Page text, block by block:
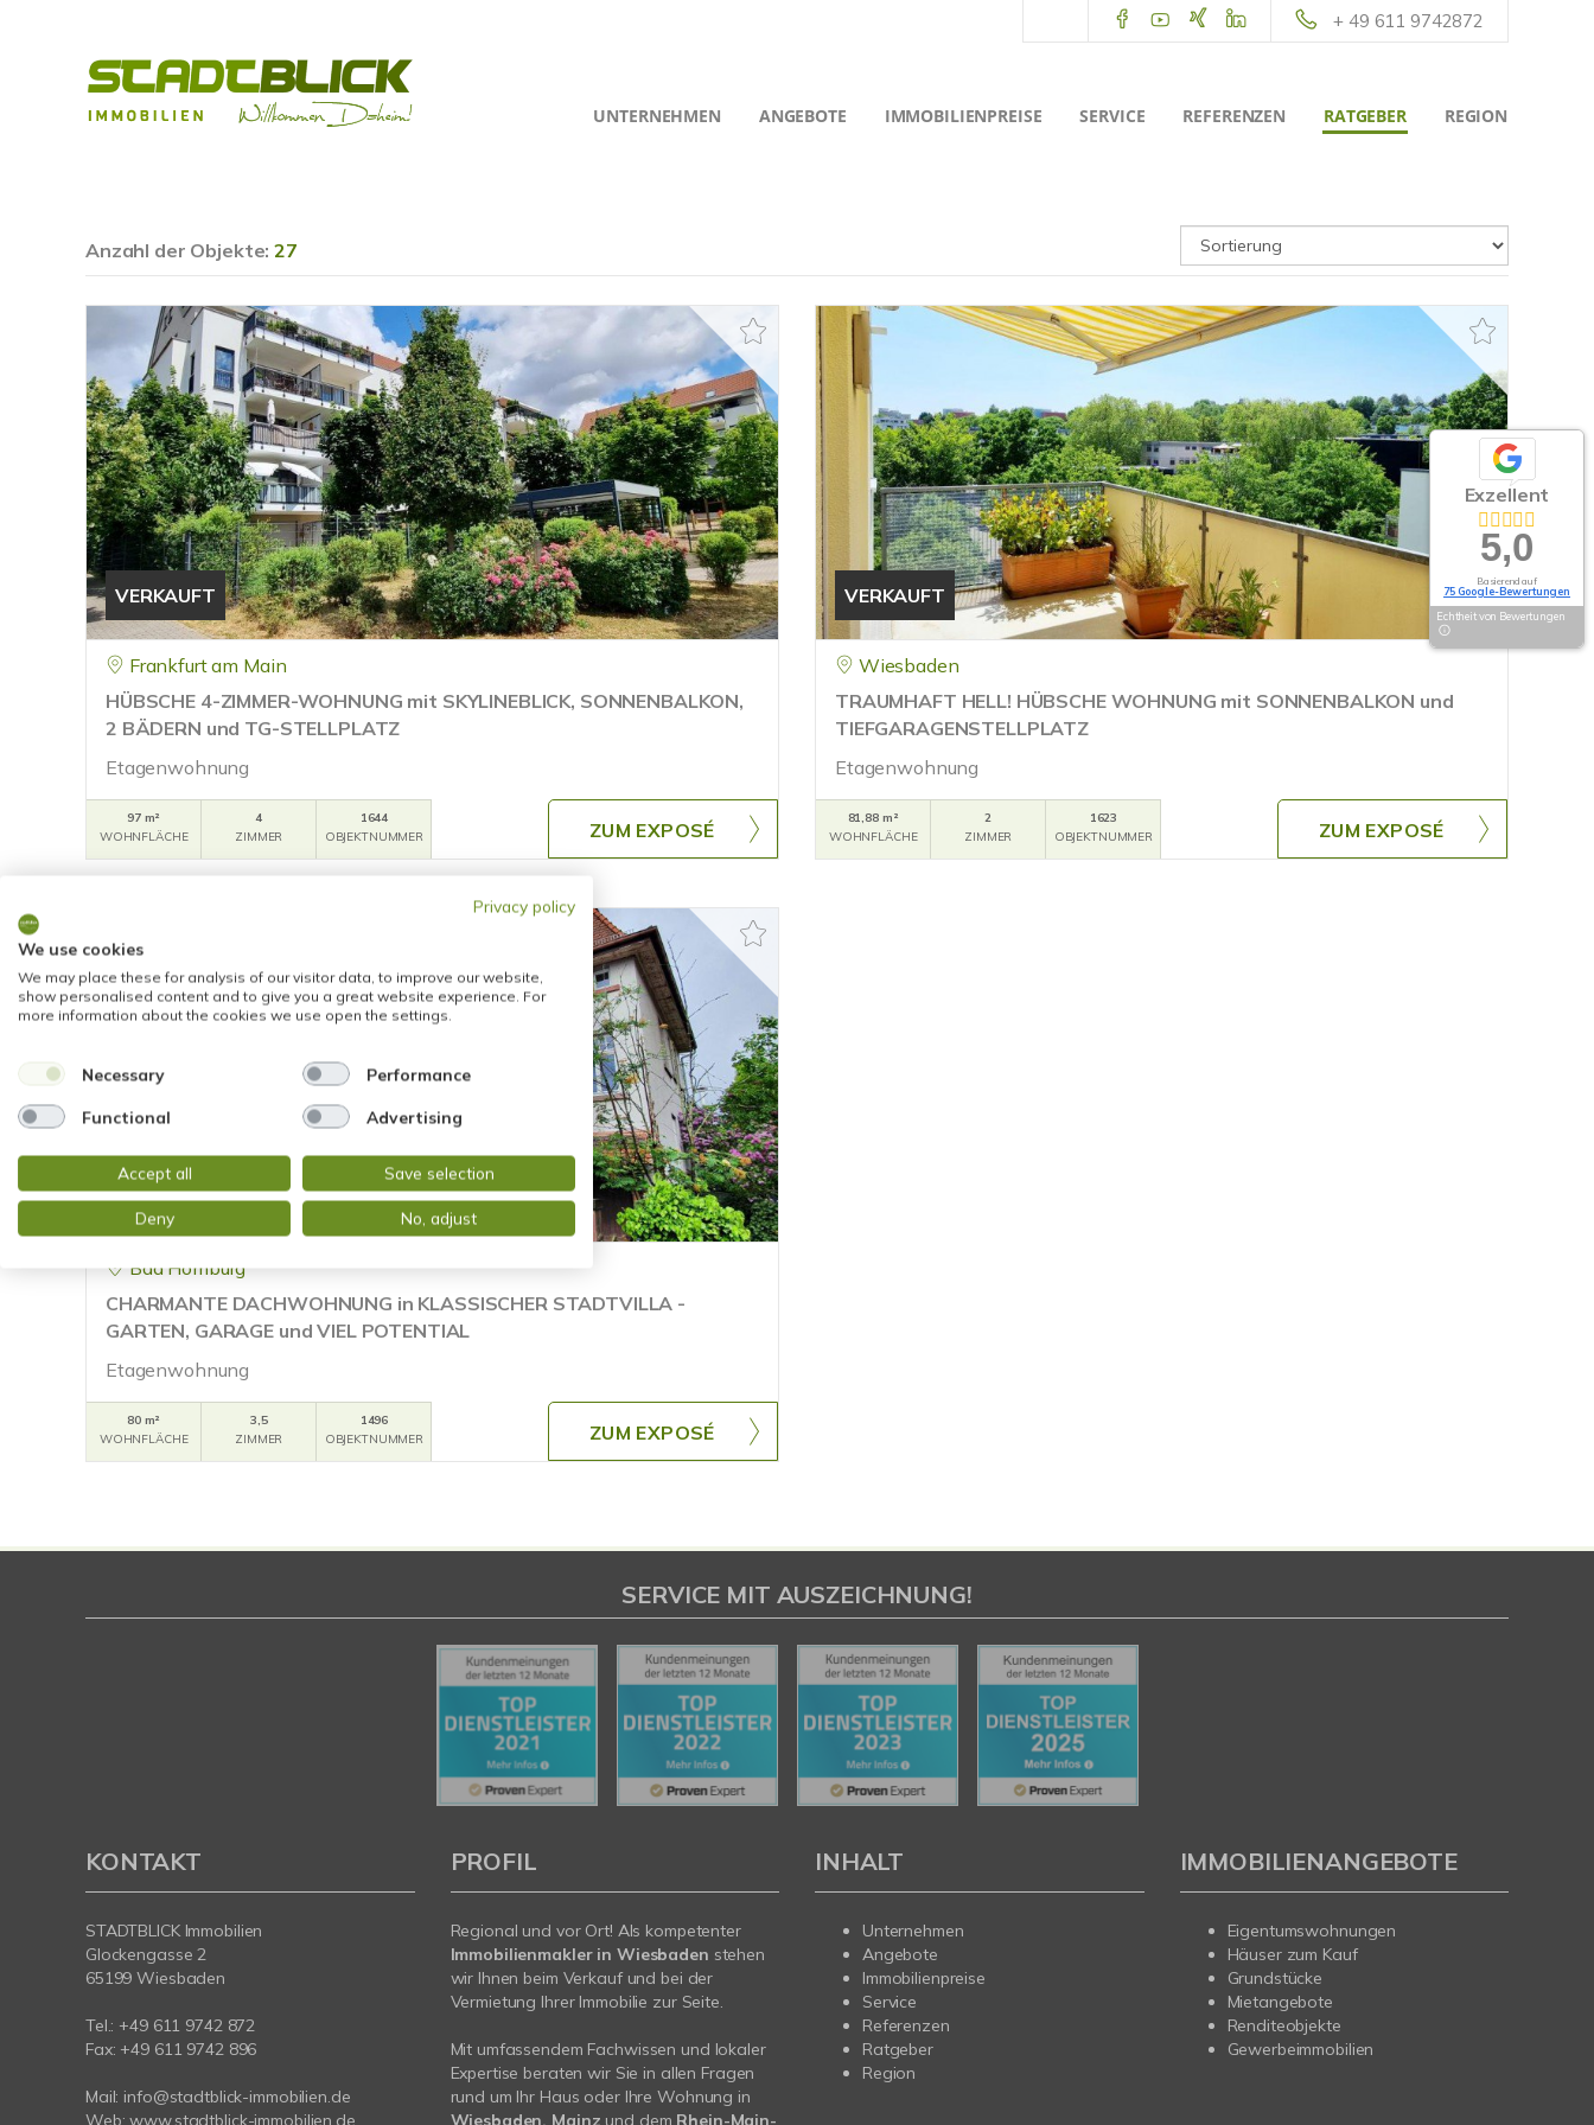
+ 49 611 9742872
UNTERNEHMEN ANGEBOTE IMMOBILIENPREISE SERVICE REFERENZEN RATGEBER REGION
Anzahl der Objekte:27
VERKAUFT
Frankfurt am Main
HÜBSCHE 4-ZIMMER-WOHNUNG mit SKYLINEBLICK, SONNENBALKON,
2 BÄDERN und TG-STELLPLATZ
Etagenwohnung
97 m²
WOHNFLÄCHE
4
ZIMMER
1644
OBJEKTNUMMER
ZUM EXPOSÉ
VERKAUFT
Wiesbaden
TRAUMHAFT HELL! HÜBSCHE WOHNUNG mit SONNENBALKON und
TIEFGARAGENSTELLPLATZ
Etagenwohnung
81,88 m²
WOHNFLÄCHE
2
ZIMMER
1623
OBJEKTNUMMER
ZUM EXPOSÉ
VERKAUFT
Bad Homburg
CHARMANTE DACHWOHNUNG in KLASSISCHER STADTVILLA -
GARTEN, GARAGE und VIEL POTENTIAL
Etagenwohnung
80 m²
WOHNFLÄCHE
3,5
ZIMMER
1496
OBJEKTNUMMER
ZUM EXPOSÉ
Exzellent
5,0
Basierend auf
75 Google-Bewertungen
Echtheit von Bewertungen
SERVICE MIT AUSZEICHNUNG!
KONTAKT
STADTBLICK Immobilien
Glockengasse 2
65199 Wiesbaden
Tel.: +49 611 9742 872
Fax: +49 611 9742 896
Mail: info@stadtblick-immobilien.de
Web:www.stadtblick-immobilien.de
PROFIL
Regional und vor Ort! Als kompetenter
Immobilienmakler in Wiesbaden stehen
wir Ihnen beim Verkauf und bei der
Vermietung Ihrer Immobilie zur Seite.
Mit umfassendem Fachwissen und lokaler
Expertise beraten wir Sie in allen Fragen
rund um Ihr Haus oder Ihre Wohnung in
Wiesbaden, Mainz und dem Rhein-Main-
INHALT
Unternehmen
Angebote
Immobilienpreise
Service
Referenzen
Ratgeber
Region
IMMOBILIENANGEBOTE
Eigentumswohnungen
Häuser zum Kauf
Grundstücke
Mietangebote
Renditeobjekte
Gewerbeimmobilien
Privacy policy
We use cookies
We may place these for analysis of our visitor data, to improve our website,
show personalised content and to give you a great website experience. For
more information about the cookies we use open the settings.
Necessary Performance
Functional Advertising
Accept all Save selection
Deny No, adjust